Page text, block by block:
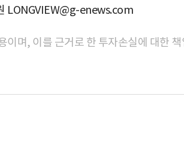
LONGVIEW@g-enews.com
이며, 이를 근거로 한 투자손실에 대한